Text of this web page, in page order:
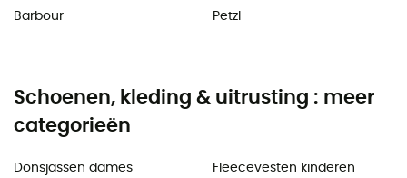
Barbour
Petzl
Schoenen, kleding & uitrusting : meer
categorieën
Donsjassen dames
Fleecevesten kinderen